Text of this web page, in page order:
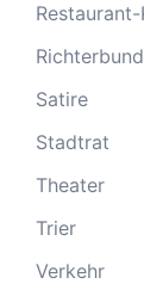
Richterbund
Satire
Stadtrat
Theater
Trier
Verkehr